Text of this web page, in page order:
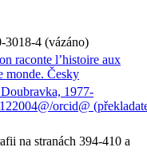
4 (vázáno)
raconte l’histoire aux
monde. Česky
1977-
orcid@
na stranách 394-410 a